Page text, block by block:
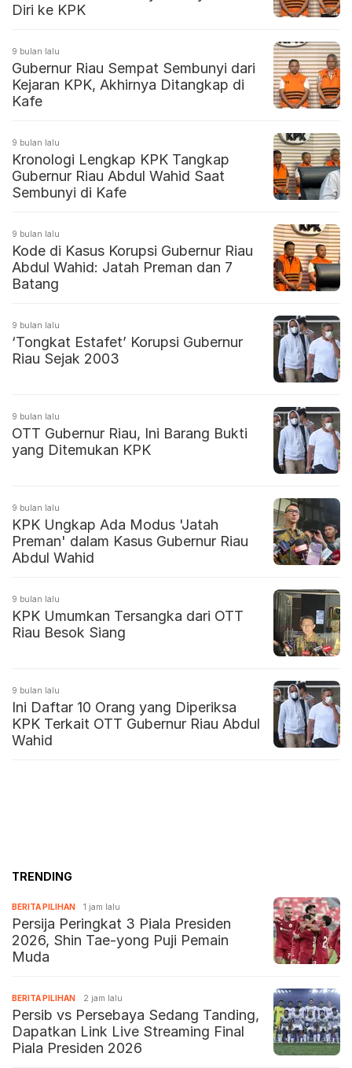
Diri ke KPK
9 bulan lalu
Gubernur Riau Sempat Sembunyi dari
Kejaran KPK, Akhirnya Ditangkap di
Kafe
9 bulan lalu
Kronologi Lengkap KPK Tangkap
Gubernur Riau Abdul Wahid Saat
Sembunyi di Kafe
9 bulan lalu
Kode di Kasus Korupsi Gubernur Riau
Abdul Wahid: Jatah Preman dan 7
Batang
9 bulan lalu
‘Tongkat Estafet’ Korupsi Gubernur
Riau Sejak 2003
9 bulan lalu
OTT Gubernur Riau, Ini Barang Bukti
yang Ditemukan KPK
9 bulan lalu
KPK Ungkap Ada Modus 'Jatah
Preman' dalam Kasus Gubernur Riau
Abdul Wahid
9 bulan lalu
KPK Umumkan Tersangka dari OTT
Riau Besok Siang
9 bulan lalu
Ini Daftar 10 Orang yang Diperiksa
KPK Terkait OTT Gubernur Riau Abdul
Wahid
TRENDING
BERITA PILIHAN 1 jam lalu
Persija Peringkat 3 Piala Presiden
2026, Shin Tae-yong Puji Pemain
Muda
BERITA PILIHAN 2 jam lalu
Persib vs Persebaya Sedang Tanding,
Dapatkan Link Live Streaming Final
Piala Presiden 2026